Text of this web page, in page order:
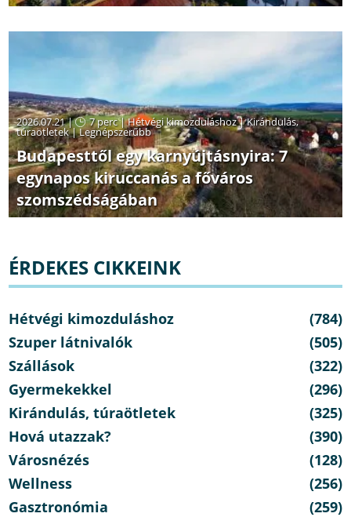
2026.07.21 | 7 perc|Hétvégi kimozduláshoz|Kirándulás,
túraötletek|Legnépszerűbb
Budapesttől egy karnyújtásnyira: 7
egynapos kiruccanás a főváros
szomszédságában
ÉRDEKES CIKKEINK
Hétvégi kimozduláshoz
(784)
Szuper látnivalók
(505)
Szállások
(322)
Gyermekekkel
(296)
Kirándulás, túraötletek
(325)
Hová utazzak?
(390)
Városnézés
(128)
Wellness
(256)
Gasztronómia
(259)